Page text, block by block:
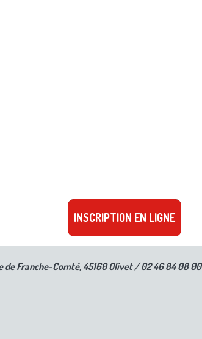
INSCRIPTION EN LIGNE
de Franche-Comté, 45160 Olivet / 02 46 84 08 00